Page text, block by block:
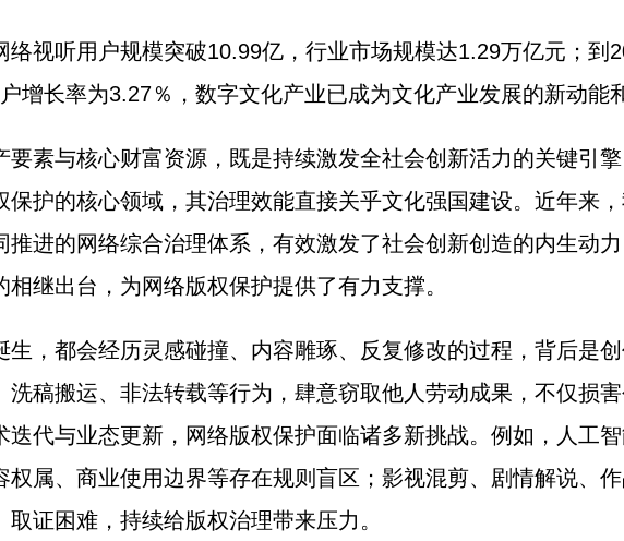
听用户规模突破10.99亿，行业市场规模达1.29万亿元；到
增长率为3.27％，数字文化产业已成为文化产业发展的新动能
与核心财富资源，既是持续激发全社会创新活力的关键引
保护的核心领域，其治理效能直接关乎文化强国建设。近年来
推进的网络综合治理体系，有效激发了社会创新创造的内生动
继出台，为网络版权保护提供了有力支撑。
都会经历灵感碰撞、内容雕琢、反复修改的过程，背后是
洗稿搬运、非法转载等行为，肆意窃取他人劳动成果，不仅损
迭代与业态更新，网络版权保护面临诸多新挑战。例如，人工
权属、商业使用边界等存在规则盲区；影视混剪、剧情解说、
证困难，持续给版权治理带来压力。